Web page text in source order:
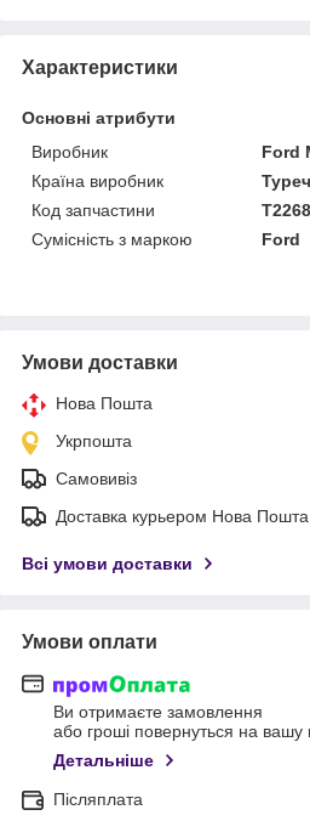
Характеристики
Основні атрибути
Виробник
Ford
Країна виробник
Код запчастини
Сумісність з маркою
Ford
Умови доставки
Нова Пошта
Укрпошта
Самовивіз
Доставка курьером Нова Пошта
Всі умови доставки
Умови оплати
Ви отримаєте замовлення
або гроші повернуться на вашу
Детальніше
Післяплата